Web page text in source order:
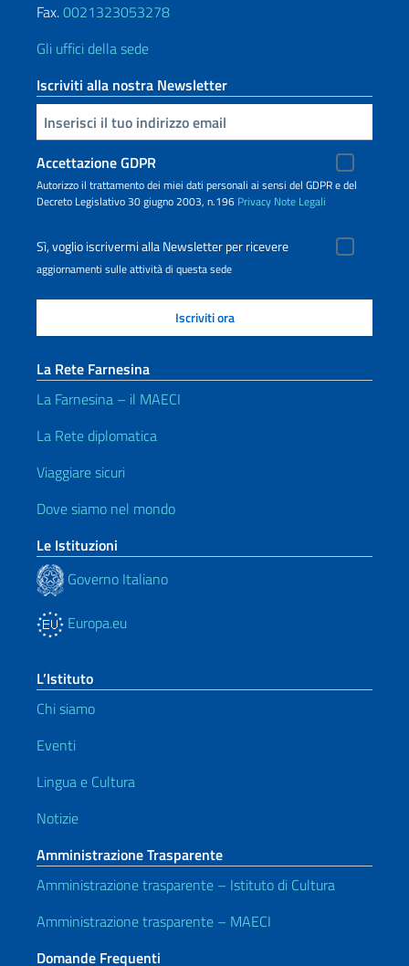
Fax.0021323053278
Gli uffici della sede
Iscriviti alla nostra Newsletter
Inserisci la tua email
Accettazione GDPR
Autorizzo il trattamento dei miei dati personali ai sensi del GDPR e del
Decreto Legislativo 30 giugno 2003, n.196 Privacy Note Legali
Sì, voglio iscrivermi alla Newsletter per ricevere
aggiornamenti sulle attività di questa sede
La Rete Farnesina
La Farnesina – il MAECI
La Rete diplomatica
Viaggiare sicuri
Dove siamo nel mondo
Le Istituzioni
Governo Italiano
Europa.eu
L’Istituto
Chi siamo
Eventi
Lingua e Cultura
Notizie
Amministrazione Trasparente
Amministrazione trasparente – Istituto di Cultura
Amministrazione trasparente – MAECI
Domande Frequenti